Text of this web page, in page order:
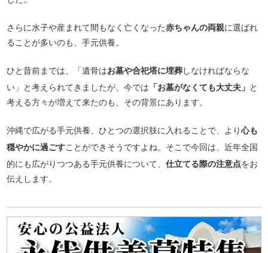
さらに水子や産まれて間もなく亡くなった赤ちゃんの両親に選ばれ
ることが多いのも、手元供養。
ひと昔前までは、「遺骨はお墓や合祀塔に埋葬しなければならな
い」と考えられてきましたが、今では 「お墓がなくても大丈夫」 と
考える方々が増えて来たのも、その背景にあります。
沖縄で広がる手元供養、ひとつの選択肢に入れることで、より心も
穏やかに過ごすことができそうですよね。そこで今回は、近年全国
的にも広がりつつある手元供養について、仕立てる際の注意点をお
伝えします。